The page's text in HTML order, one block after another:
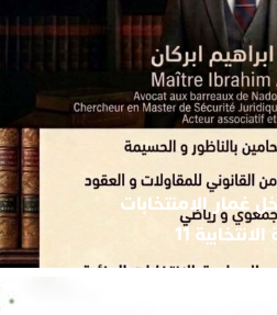
غمار الامنتخابات
11